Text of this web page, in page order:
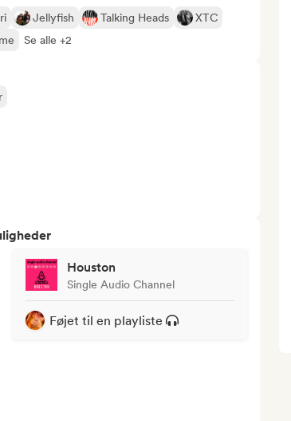
Jellyfish Talking Heads
XTC
Se alle +2
Houston
Single Audio Channel
Føjet til en playliste